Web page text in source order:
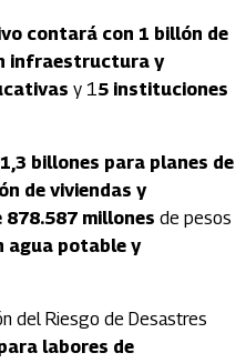
contará con 1 billón de
infraestructura y
y 15 instituciones
1,3 billones para planes de
de viviendas y
878.587 millones de pesos
agua potable y
del Riesgo de Desastres
labores de